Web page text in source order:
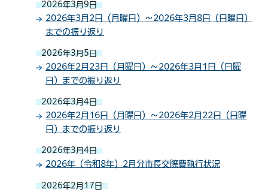
2026年3月9日
2026年3月2日（月曜日）～2026年3月8日（日曜日）
までの振り返り
2026年3月5日
2026年2月23日（月曜日）～2026年3月1日（日曜
日）までの振り返り
2026年3月4日
2026年2月16日（月曜日）～2026年2月22日（日曜
日）までの振り返り
2026年3月4日
2026年（令和8年）2月分市長交際費執行状況
2026年2月17日